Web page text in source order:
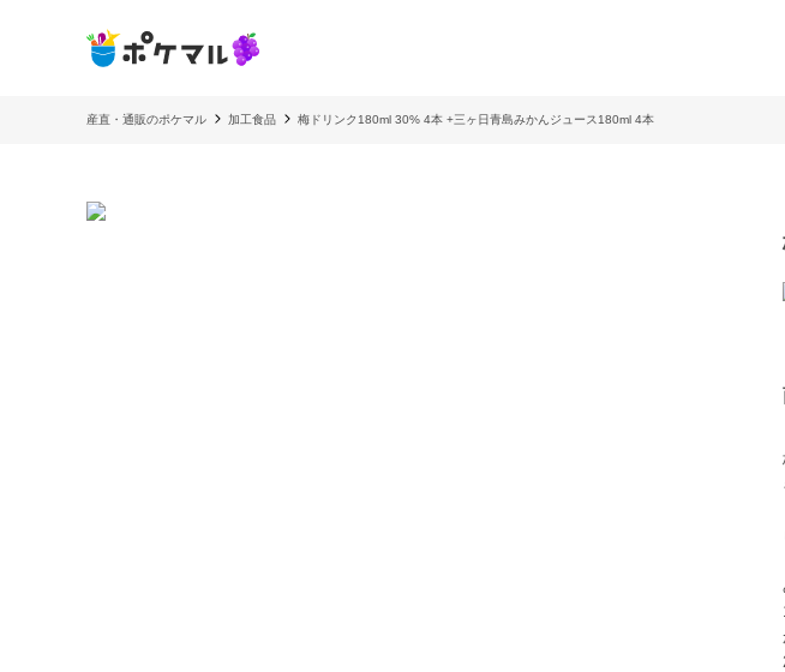
産直・通販のポケマル 加工食品 梅ドリンク180ml 30% 4本 +三ヶ日青島みかんジュース180ml 4本